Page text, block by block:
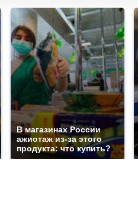
В магазинах России
ажиотаж из-за этого
продукта: что купить?